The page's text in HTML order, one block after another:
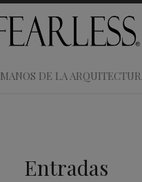
MANOS DE LA
Entradas